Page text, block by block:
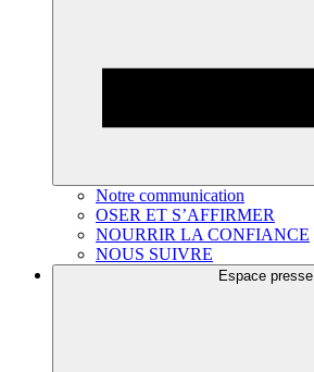
Notre communication
OSER ET S’AFFIRMER
NOURRIR LA CONFIANCE
NOUS SUIVRE
Espace presse